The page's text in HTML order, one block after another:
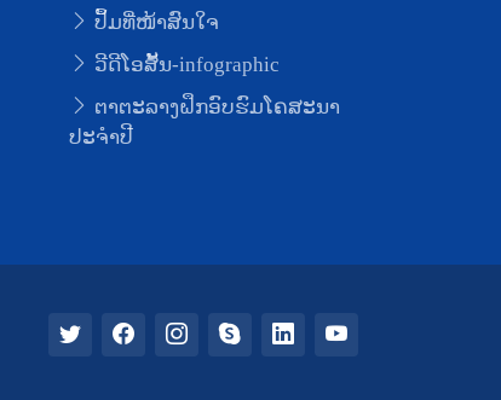
ປຶ້ມທີ່ໜ້າສົນໃຈ
ວີດີໂອສັ້ນ-infographic
ຕາຕະລາງຝຶກອົບຮົມໂຄສະນາ
ປະຈຳປີ